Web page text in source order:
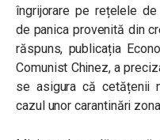
îngrijorare pe rețelele
de panica provenită din
răspuns, publicația
Comunist Chinez, a
se asigura că cetățenii
cazul unor carantinări